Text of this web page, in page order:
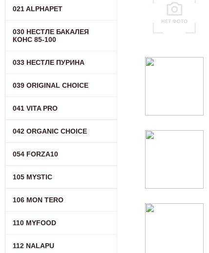
021 ALPHAPET
030 НЕСТЛЕ БАКАЛЕЯ
КОНC 85-100
033 НЕСТЛЕ ПУРИНА
039 ORIGINAL CHOICE
041 VITA PRO
042 ORGANIC CHOICE
054 FORZA10
105 MYSTIC
106 MON TERO
110 MYFOOD
112 NALAPU